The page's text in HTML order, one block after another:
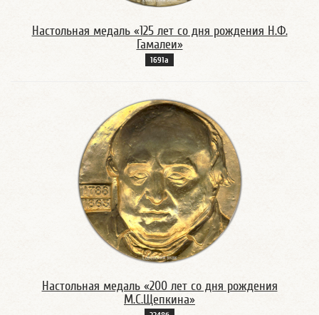
Настольная медаль «125 лет со дня рождения Н.Ф.
Гамалеи»
1691а
Настольная медаль «200 лет со дня рождения
М.С.Щепкина»